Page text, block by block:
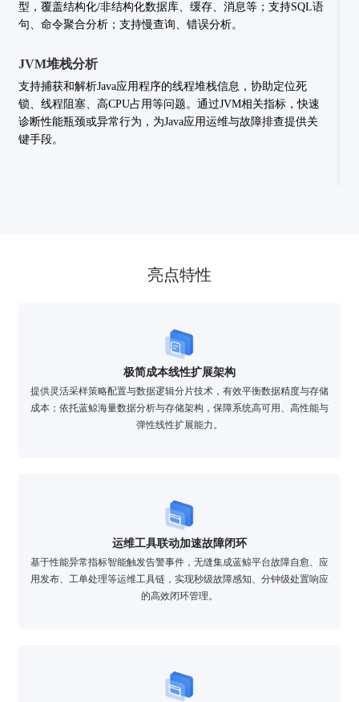
型，覆盖结构化/非结构化数据库、缓存、消息等；支持SQL语
句、命令聚合分析；支持慢查询、错误分析。
JVM堆栈分析
支持捕获和解析Java应用程序的线程堆栈信息，协助定位死
锁、线程阻塞、高CPU占用等问题。通过JVM相关指标，快速
诊断性能瓶颈或异常行为，为Java应用运维与故障排查提供关
键手段。
亮点特性
极简成本线性扩展架构
提供灵活采样策略配置与数据逻辑分片技术，有效平衡数据精度与存储
成本；依托蓝鲸海量数据分析与存储架构，保障系统高可用、高性能与
弹性线性扩展能力。
运维工具联动加速故障闭环
基于性能异常指标智能触发告警事件，无缝集成蓝鲸平台故障自愈、应
用发布、工单处理等运维工具链，实现秒级故障感知、分钟级处置响应
的高效闭环管理。